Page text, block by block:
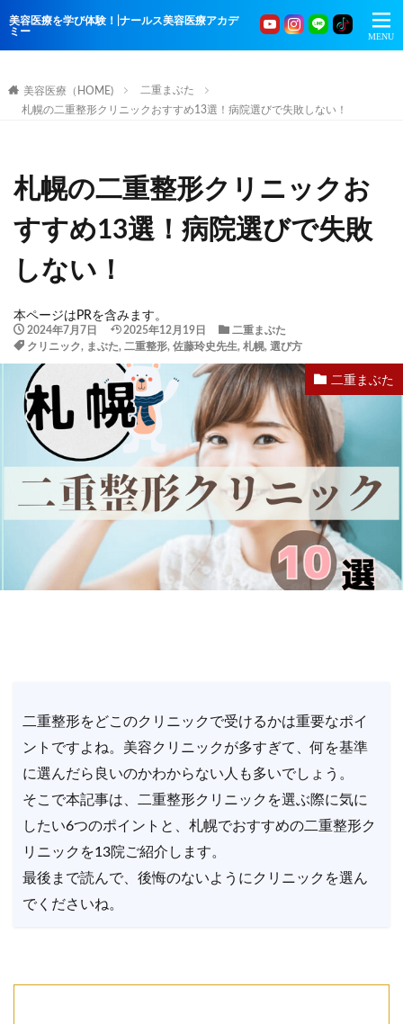
美容医療を学び体験！|ナールス美容医療アカデ
ミー
美容医療（HOME)
二重まぶた
札幌の二重整形クリニックおすすめ13選！病院選びで失敗しない！
札幌の二重整形クリニックお
すすめ13選！病院選びで失敗
しない！
本ページはPRを含みます。
2024年7月7日 2025年12月19日
二重まぶた
クリニック, まぶた, 二重整形, 佐藤玲史先生, 札幌, 選び方
二重まぶた
二重整形をどこのクリニックで受けるかは重要なポイ
ントですよね。美容クリニックが多すぎて、何を基準
に選んだら良いのかわからない人も多いでしょう。
そこで本記事は、二重整形クリニックを選ぶ際に気に
したい6つのポイントと、札幌でおすすめの二重整形ク
リニックを13院ご紹介します。
最後まで読んで、後悔のないようにクリニックを選ん
でくださいね。